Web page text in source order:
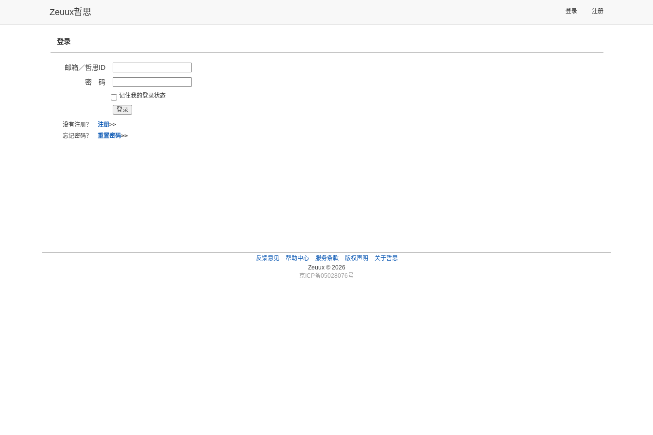
Zeuux哲思 登录 注册
登录
邮箱／哲思ID
密 码
记住我的登录状态
没有注册？ 注册>>
忘记密码？ 重置密码>>
反馈意见 帮助中心 服务条款 版权声明
关于哲思
Zeuux © 2026
京ICP备05028076号